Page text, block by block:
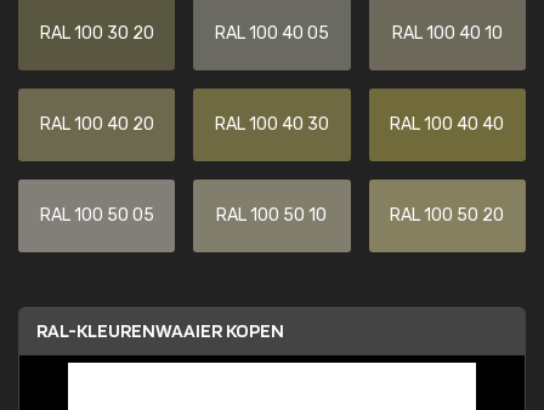
RAL 100 30 20 RAL 100 40 05 RAL 100 40 10
RAL 100 40 20 RAL 100 40 30 RAL 100 40 40
RAL 100 50 05 RAL 100 50 10 RAL 100 50 20
RAL-KLEURENWAAIER KOPEN